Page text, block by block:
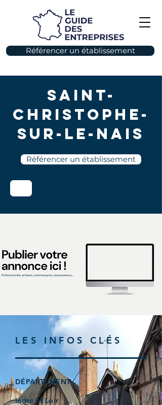
Référencer un établissement
Saint-
Christophe-
sur-le-Nais
Référencer un établissement
LES INFOS CLÉS
DÉPARTEMENT
Indre et Loir